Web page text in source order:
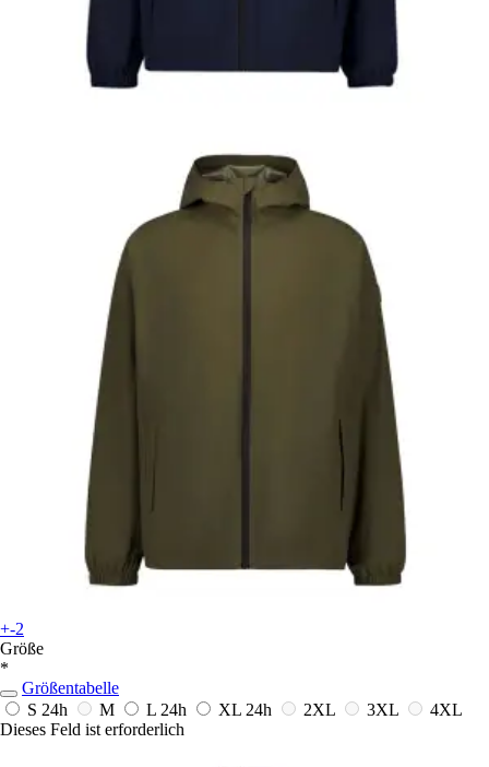
+-2
Größe
*
Größentabelle
S 24h M L 24h XL 24h 2XL 3XL
4XL
Dieses Feld ist erforderlich